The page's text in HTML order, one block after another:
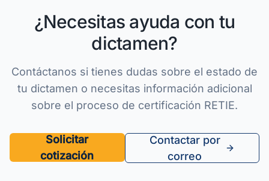
¿Necesitas ayuda con tu
dictamen?
Contáctanos si tienes dudas sobre el estado de
tu dictamen o necesitas información adicional
sobre el proceso de certificación RETIE.
Solicitar
cotización
Contactar por
correo